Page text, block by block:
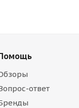
ответ